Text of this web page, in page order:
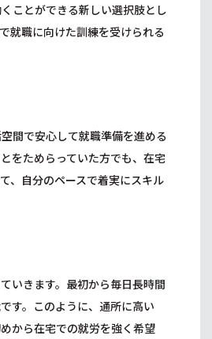
ことができる新しい選択肢とし
就職に向けた訓練を受けられる
間で安心して就職準備を進める
をためらっていた方でも、在宅
、自分のペースで着実にスキル
いきます。最初から毎日長時間
す。このように、通所に高い
から在宅での就労を強く希望